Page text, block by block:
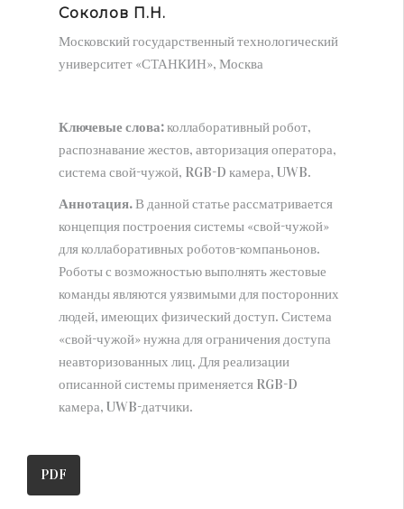
МиМНиП
НПМиТП
СПТМ
АРХИВ
НИЦ МС (Новокузнецк)
О ЦЕНТРЕ
Публикационная этика
Присвоение DOI
КОНТАКТЫ
Соколов П.Н.
Московский государственный технологический
университет «СТАНКИН», Москва
Ключевые слова:коллаборативный робот,
распознавание жестов, авторизация оператора,
система свой-чужой, RGB-D камера, UWB.
Аннотация.В данной статье рассматривается
концепция построения системы «свой-чужой»
для коллаборативных роботов-компаньонов.
Роботы с возможностью выполнять жестовые
команды являются уязвимыми для посторонних
людей, имеющих физический доступ. Система
«свой-чужой» нужна для ограничения доступа
неавторизованных лиц. Для реализации
описанной системы применяется RGB-D
камера, UWB-датчики.
PDF